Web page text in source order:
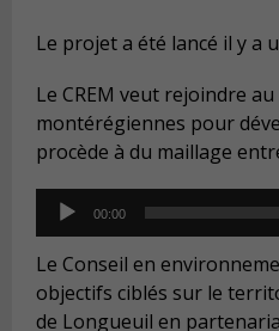
Le projet a été lancé il y a
Le CREM veut rejoindre
montérégiennes pour
procède à du maillage
Audio
Player
00:00
Le Conseil en
objectifs ciblés sur le
de Longueuil en